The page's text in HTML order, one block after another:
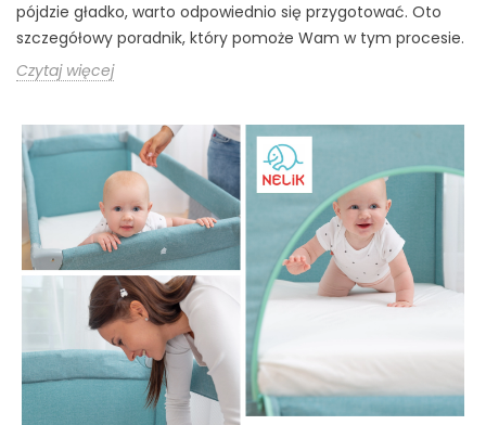
pójdzie gładko, warto odpowiednio się przygotować. Oto
szczegółowy poradnik, który pomoże Wam w tym procesie.
Czytaj więcej